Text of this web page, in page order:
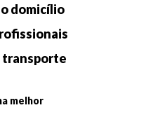
domicílio
transporte
melhor